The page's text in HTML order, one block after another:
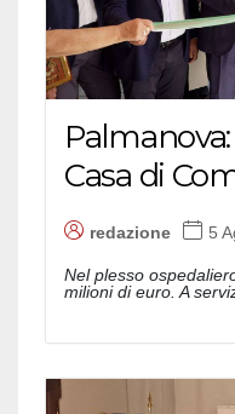
Casa di
redazione 5
Nel plesso
milioni di euro. A